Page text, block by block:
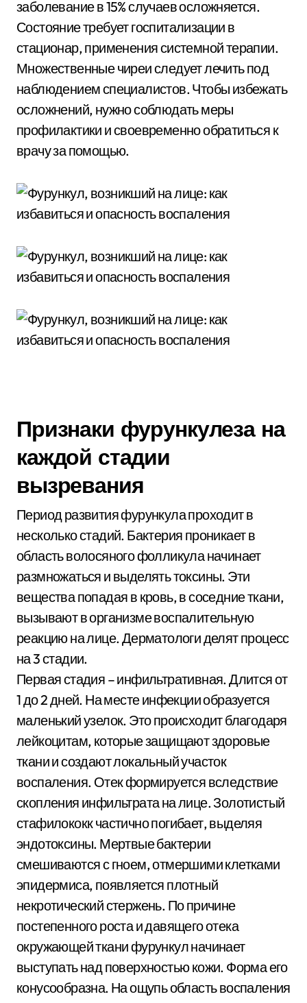
заболевание в 15% случаев осложняется.
Состояние требует госпитализации в
стационар, применения системной терапии.
Множественные чиреи следует лечить под
наблюдением специалистов. Чтобы избежать
осложнений, нужно соблюдать меры
профилактики и своевременно обратиться к
врачу за помощью.
Признаки фурункулеза на
каждой стадии
вызревания
Период развития фурункула проходит в
несколько стадий. Бактерия проникает в
область волосяного фолликула начинает
размножаться и выделять токсины. Эти
вещества попадая в кровь, в соседние ткани,
вызывают в организме воспалительную
реакцию на лице. Дерматологи делят процесс
на 3 стадии.
Первая стадия – инфильтративная. Длится от
1 до 2 дней. На месте инфекции образуется
маленький узелок. Это происходит благодаря
лейкоцитам, которые защищают здоровые
ткани и создают локальный участок
воспаления. Отек формируется вследствие
скопления инфильтрата на лице. Золотистый
стафилококк частично погибает, выделяя
эндотоксины. Мертвые бактерии
смешиваются с гноем, отмершими клетками
эпидермиса, появляется плотный
некротический стержень. По причине
постепенного роста и давящего отека
окружающей ткани фурункул начинает
выступать над поверхностью кожи. Форма его
конусообразна. На ощупь область воспаления